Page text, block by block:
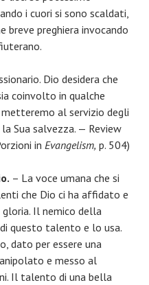
i cuori si sono scaldati,
breve preghiera invocando
Dio desidera che
coinvolto in qualche
al servizio degli
Sua salvezza. — Review
in Evangelism, p. 504)
– La voce umana che si
che Dio ci ha affidato e
gloria. Il nemico della
questo talento e lo usa.
dato per essere una
e messo al
Il talento di una bella